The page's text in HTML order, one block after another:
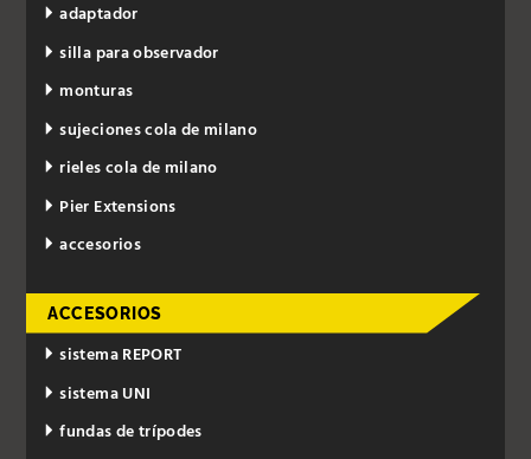
adaptador
silla para observador
monturas
sujeciones cola de milano
rieles cola de milano
Pier Extensions
accesorios
ACCESORIOS
sistema REPORT
sistema UNI
fundas de trípodes